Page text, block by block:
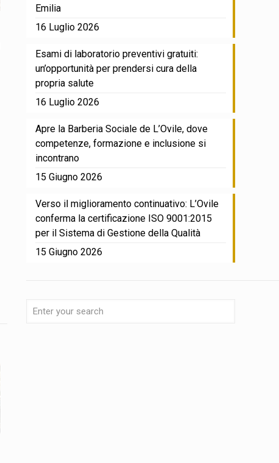
Emilia
16 Luglio 2026
Esami di laboratorio preventivi gratuiti:
un’opportunità per prendersi cura della
propria salute
16 Luglio 2026
Apre la Barberia Sociale de L’Ovile, dove
competenze, formazione e inclusione si
incontrano
15 Giugno 2026
Verso il miglioramento continuativo: L’Ovile
conferma la certificazione ISO 9001:2015
per il Sistema di Gestione della Qualità
15 Giugno 2026